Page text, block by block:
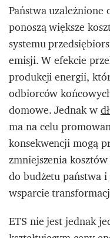
Państwa
ponoszą większe
systemu
emisji. W efekcie
produkcji energii,
odbiorców
domowe. Jednak w
ma na celu
konsekwencji mogą
zmniejszenia
do budżetu państwa
wsparcie
ETS nie jest jednak